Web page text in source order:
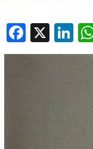
Facebook
X